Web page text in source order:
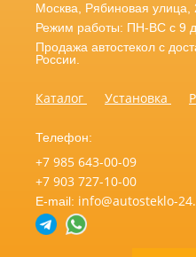
Москва, Рябиновая улица,
Режим работы: ПН-ВС с 9
Продажа автостекол с
России.
Каталог Установка
Телефон:
+7 985 643-00-09
+7 903 727-10-00
E-mail: info@autosteklo-